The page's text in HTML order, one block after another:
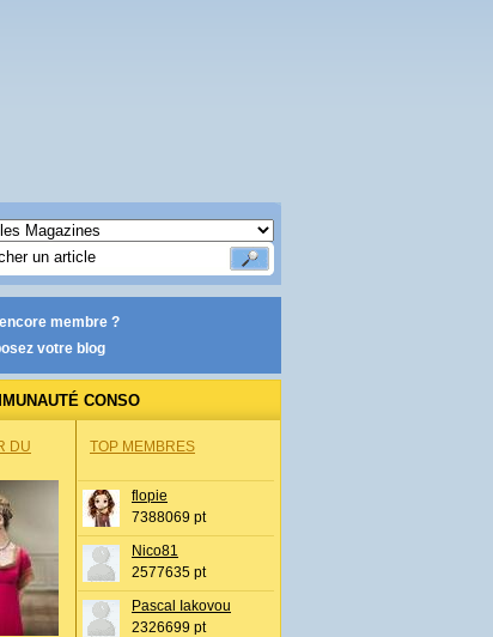
membre ?
votre blog
CONSO
DU
TOP MEMBRES
flopie
7388069 pt
Nico81
2577635 pt
Pascal Iakovou
2326699 pt